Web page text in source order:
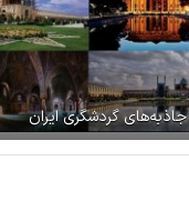
جاذبه‌های گردشگری ایران